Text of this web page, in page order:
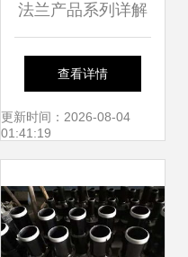
法兰产品系列详解
API 6A/6B盲板法
兰、孔板法兰及绝
查看详情
更新时间：2026-08-04
01:41:19